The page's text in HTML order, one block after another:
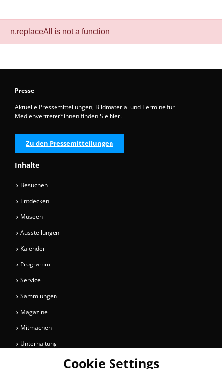
n.replaceAll is not a function
Presse
Aktuelle Pressemitteilungen, Bildmaterial und Termine für
Medienvertreter*innen finden Sie hier.
Zu den Pressemitteilungen
Inhalte
Besuchen
Entdecken
Museen
Ausstellungen
Kalender
Programm
Service
Sammlungen
Magazine
Mitmachen
Unterhaltung
Cookie Settings